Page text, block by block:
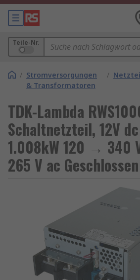
Teile-Nr.
/ Stromversorgungen
& Transformatoren
/
TDK-Lambda
Schaltnetzteil, 12V
1.008kW 120 → 340
265 V ac Geschlossen